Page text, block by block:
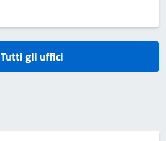
Tutti gli uffici